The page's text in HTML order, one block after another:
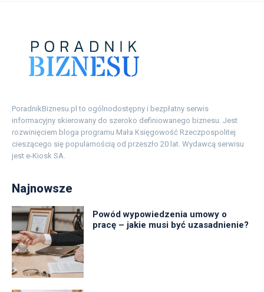
PoradnikBiznesu.pl to ogólnodostępny i bezpłatny serwis
informacyjny skierowany do szeroko definiowanego biznesu. Jest
rozwinięciem bloga programu Mała Księgowość Rzeczpospolitej
cieszącego się popularnością od przeszło 20 lat. Wydawcą serwisu
jest e-Kiosk SA.
Najnowsze
Powód wypowiedzenia umowy o
pracę – jakie musi być uzasadnienie?